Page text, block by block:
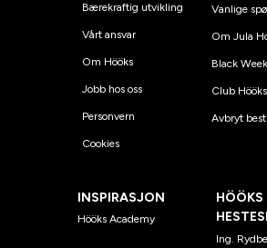
Bærekraftig utvikling
Vårt ansvar
Om Hööks
Jobb hos oss
Personvern
Cookies
Vanlige
Om Jula
Black Week
Club Hööks
Avbryt
INSPIRASJON
Hööks Academy
HÖÖKS
Ing.